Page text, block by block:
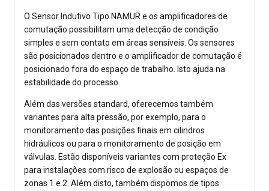
O Sensor Indutivo Tipo NAMUR e os amplificadores de
comutação possibilitam uma detecção de condição
simples e sem contato em áreas sensíveis. Os sensores
são posicionados dentro e o amplificador de comutação é
posicionado fora do espaço de trabalho. Isto ajuda na
estabilidade do processo.
Além das versões standard, oferecemos também
variantes para alta pressão, por exemplo, para o
monitoramento das posições finais em cilindros
hidráulicos ou para o monitoramento de posição em
válvulas. Estão disponíveis variantes com proteção Ex
para instalações com risco de explosão ou espaços de
zonas 1 e 2. Além disto, também dispomos de tipos